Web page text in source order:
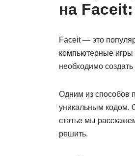
на
Faceit — это
компьютерные игры
необходимо создать
Одним из способов
уникальным кодом.
статье мы
решить.